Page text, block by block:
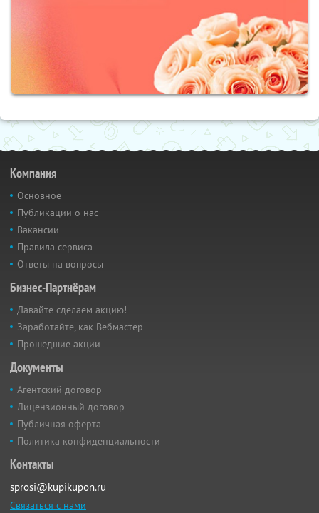
Компания
Основное
Публикации о нас
Вакансии
Правила сервиса
Ответы на вопросы
Бизнес-Партнёрам
Давайте сделаем акцию!
Заработайте, как Вебмастер
Прошедшие акции
Документы
Агентский договор
Лицензионный договор
Публичная оферта
Политика конфиденциальности
Контакты
sprosi@kupikupon.ru
Связаться с нами